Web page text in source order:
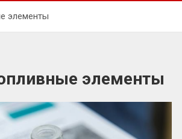
элементы
элементы